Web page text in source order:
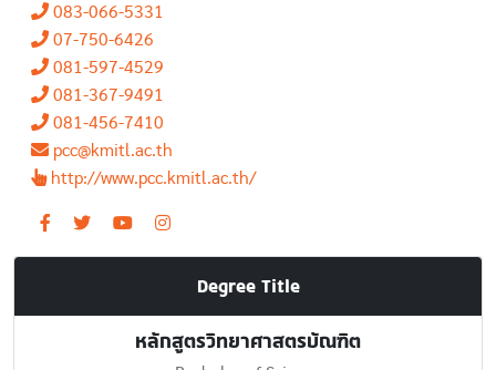
083-066-5331
07-750-6426
081-597-4529
081-367-9491
081-456-7410
pcc@kmitl.ac.th
http://www.pcc.kmitl.ac.th/
Degree Title
หลักสูตรวิทยาศาสตรบัณฑิต